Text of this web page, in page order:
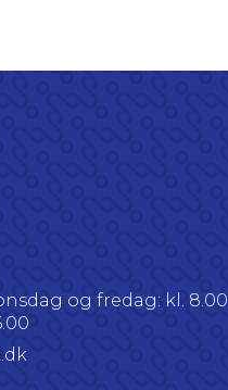
og fredag: kl. 8.00